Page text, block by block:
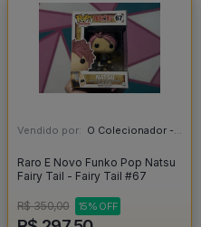
Vendido por: O Colecionador - SP
Raro E Novo Funko Pop Natsu
Fairy Tail - Fairy Tail #67
R$ 350,00 15% OFF